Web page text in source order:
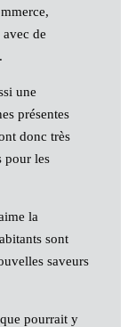
de
une
présentes
donc très
pour les
la
sont
saveurs
pourrait y